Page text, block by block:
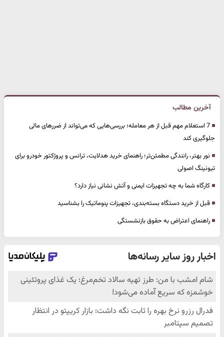
آخرین مطالب
7 استعلام مهم قبل از هر معامله؛ بررسی‌هایی که می‌تواند از ضررهای مالی
جلوگیری کند
نور بهتر، رانندگی مطمئن‌تر؛ راهنمای خرید هدلایت، ترانس و پروژکتور خودرو برای
تیونینگ اصولی
کارگاه شما به چه تجهیزات ایمنی و آتش نشانی نیاز دارد؟
قبل از خرید دستگاه بسته‌بندی، تجهیزات پنوماتیک را بشناسید
راهنمای اعتراض به حقوق بازنشستگی